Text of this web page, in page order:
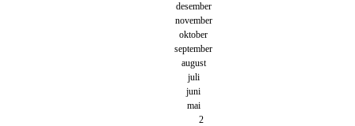
desember
november
oktober
september
august
juli
juni
mai
2